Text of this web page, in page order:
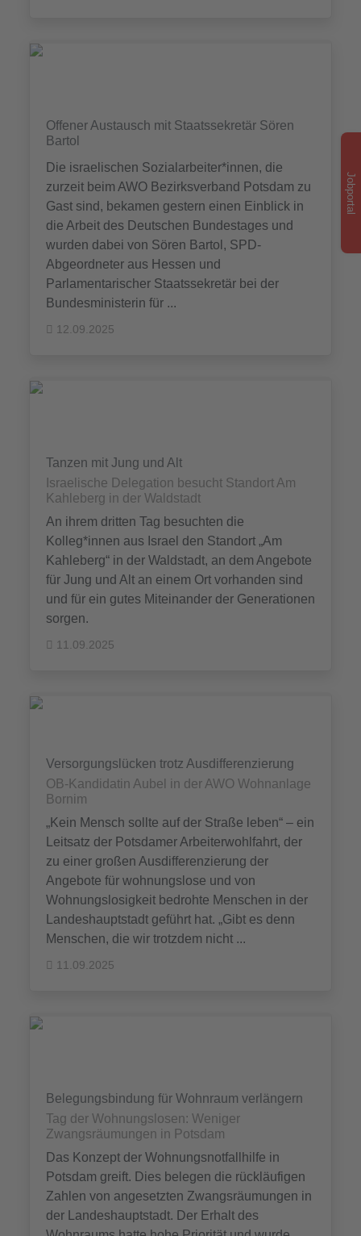
Offener Austausch mit Staatssekretär Sören
Bartol
Die israelischen Sozialarbeiter*innen, die
zurzeit beim AWO Bezirksverband Potsdam zu
Gast sind, bekamen gestern einen Einblick in
die Arbeit des Deutschen Bundestages und
wurden dabei von Sören Bartol, SPD-
Abgeordneter aus Hessen und
Parlamentarischer Staatssekretär bei der
Bundesministerin für ...
12.09.2025
Tanzen mit Jung und Alt
Israelische Delegation besucht Standort Am
Kahleberg in der Waldstadt
An ihrem dritten Tag besuchten die
Kolleg*innen aus Israel den Standort „Am
Kahleberg“ in der Waldstadt, an dem Angebote
für Jung und Alt an einem Ort vorhanden sind
und für ein gutes Miteinander der Generationen
sorgen.
11.09.2025
Versorgungslücken trotz Ausdifferenzierung
OB-Kandidatin Aubel in der AWO Wohnanlage
Bornim
„Kein Mensch sollte auf der Straße leben“ – ein
Leitsatz der Potsdamer Arbeiterwohlfahrt, der
zu einer großen Ausdifferenzierung der
Angebote für wohnungslose und von
Wohnungslosigkeit bedrohte Menschen in der
Landeshauptstadt geführt hat. „Gibt es denn
Menschen, die wir trotzdem nicht ...
11.09.2025
Belegungsbindung für Wohnraum verlängern
Tag der Wohnungslosen: Weniger
Zwangsräumungen in Potsdam
Das Konzept der Wohnungsnotfallhilfe in
Potsdam greift. Dies belegen die rückläufigen
Zahlen von angesetzten Zwangsräumungen in
der Landeshauptstadt. Der Erhalt des
Jobportal